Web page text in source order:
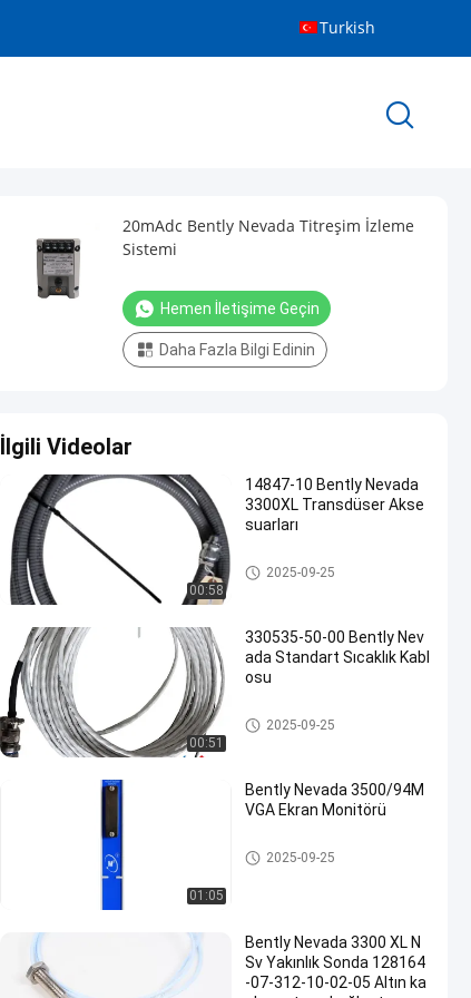
Turkish
20mAdc Bently Nevada Titreşim İzleme
Sistemi
Hemen İletişime Geçin
Daha Fazla Bilgi Edinin
İlgili Videolar
00:58
14847-10 Bently Nevada
3300XL Transdüser Akse
suarları
Bently Nevada titreşim izleme
sistemi
2025-09-25
00:51
330535-50-00 Bently Nev
ada Standart Sıcaklık Kabl
osu
Bently Nevada titreşim izleme
sistemi
2025-09-25
01:05
Bently Nevada 3500/94M
VGA Ekran Monitörü
Bently Nevada titreşim izleme
sistemi
2025-09-25
Bently Nevada 3300 XL N
Sv Yakınlık Sonda 128164
-07-312-10-02-05 Altın ka